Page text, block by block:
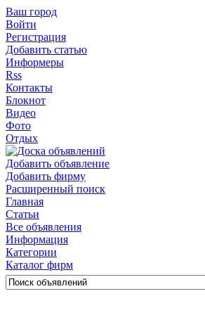
Ваш город
Войти
Регистрация
Добавить статью
Информеры
Rss
Контакты
Блокнот
Видео
Фото
Отдых
Добавить объявление
Добавить фирму
Расширенный поиск
Главная
Статьи
Все объявления
Информация
Категории
Каталог фирм